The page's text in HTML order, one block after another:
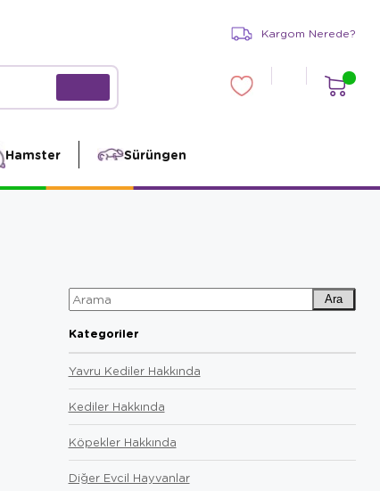
Kargom Nerede?
Hamster Sürüngen
Ara
Kategoriler
Yavru Kediler Hakkında
Kediler Hakkında
Köpekler Hakkında
Diğer Evcil Hayvanlar